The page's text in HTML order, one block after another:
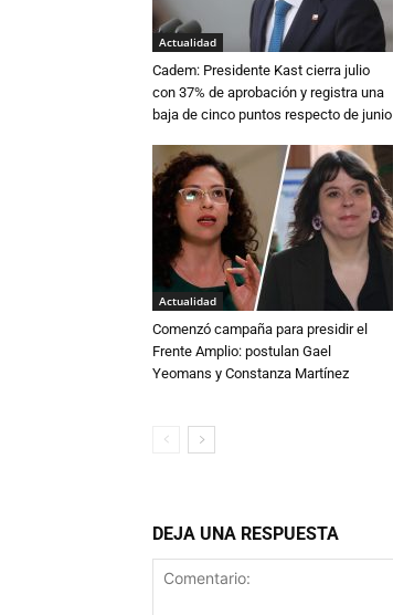
Actualidad
Cadem: Presidente Kast cierra julio
con 37% de aprobación y registra una
baja de cinco puntos respecto de junio
Actualidad
Comenzó campaña para presidir el
Frente Amplio: postulan Gael
Yeomans y Constanza Martínez
DEJA UNA RESPUESTA